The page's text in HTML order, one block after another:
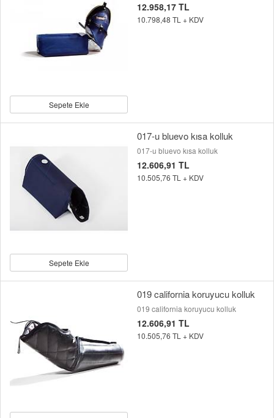
Sepete Ekle
12.958,17 TL
10.798,48 TL + KDV
Sepete Ekle
017-u bluevo kısa kolluk
017-u bluevo kısa kolluk
12.606,91 TL
10.505,76 TL + KDV
019 california koruyucu kolluk
019 california koruyucu kolluk
12.606,91 TL
10.505,76 TL + KDV